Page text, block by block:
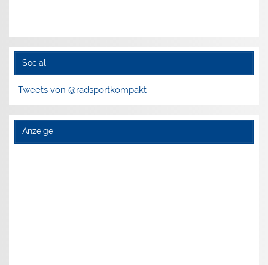
Social
Tweets von @radsportkompakt
Anzeige